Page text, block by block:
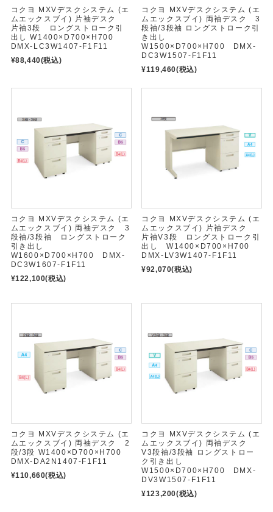
コクヨ MXVデスクシステム (エ
ムエックスブイ) 片袖デスク
片袖3段 ロングストローク引
出し W1400×D700×H700
DMX-LC3W1407-F1F11
¥88,440(税込)
コクヨ MXVデスクシステム (エ
ムエックスブイ) 両袖デスク 3
段袖/3段袖 ロングストローク引
き出し
W1500×D700×H700 DMX-
DC3W1507-F1F11
¥119,460(税込)
コクヨ MXVデスクシステム (エ
ムエックスブイ) 両袖デスク 3
段袖/3段袖 ロングストローク
引き出し
W1600×D700×H700 DMX-
DC3W1607-F1F11
¥122,100(税込)
コクヨ MXVデスクシステム (エ
ムエックスブイ) 片袖デスク
片袖V3段 ロングストローク引
出し W1400×D700×H700
DMX-LV3W1407-F1F11
¥92,070(税込)
コクヨ MXVデスクシステム (エ
ムエックスブイ) 両袖デスク 2
段/3段 W1400×D700×H700
DMX-DA2N1407-F1F11
¥110,660(税込)
コクヨ MXVデスクシステム (エ
ムエックスブイ) 両袖デスク
V3段袖/3段袖 ロングストロー
ク引き出し
W1500×D700×H700 DMX-
DV3W1507-F1F11
¥123,200(税込)